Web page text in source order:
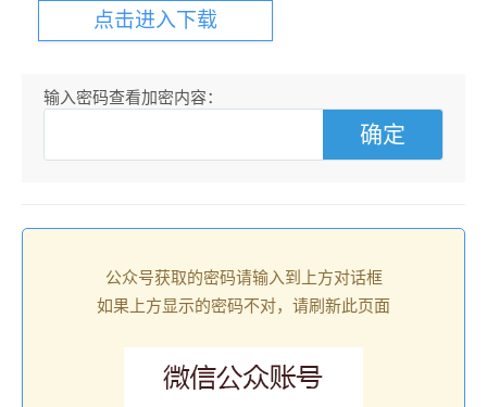
点击进入下载
输入密码查看加密内容：
公众号获取的密码请输入到上方对话框
如果上方显示的密码不对，请刷新此页面